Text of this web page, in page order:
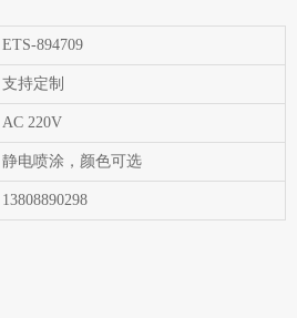
ETS-894709
支持定制
AC 220V
静电喷涂，颜色可选
13808890298